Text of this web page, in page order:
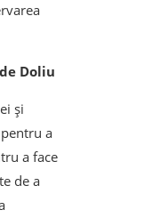
Doliu
și
a
a face
de a